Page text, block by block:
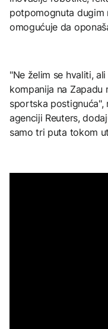
potpomognuta dugim
omogućuje da
"Ne želim se hvaliti,
kompanija na Zapadu
sportska postignuća",
agenciji Reuters,
samo tri puta tokom